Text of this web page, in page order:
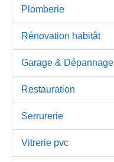
Plomberie
Rénovation habitât
Garage & Dépannage
Restauration
Serrurerie
Vitrerie pvc